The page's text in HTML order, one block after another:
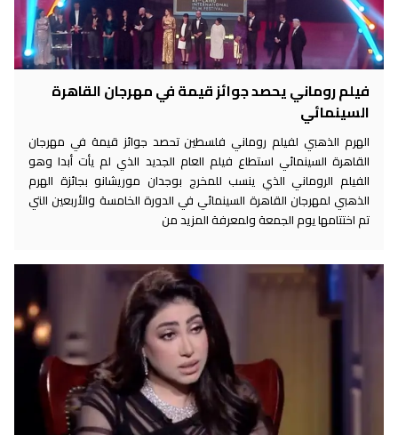
فيلم روماني يحصد جوائز قيمة في مهرجان القاهرة
السينمائي
الهرم الذهبي لفيلم روماني فلسطين تحصد جوائز قيمة في مهرجان
القاهرة السينمائي استطاع فيلم العام الجديد الذي لم يأت أبدا وهو
الفيلم الروماني الذي ينسب للمخرج بوجدان موريشانو بجائزة الهرم
الذهبي لمهرجان القاهرة السينمائي في الدورة الخامسة والأربعين التي
تم اختتامها يوم الجمعة ولمعرفة المزيد من